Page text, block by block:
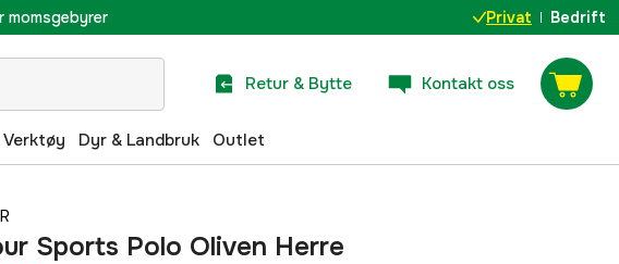
momsgebyrer Privat Bedrift
Retur & Bytte Kontakt oss
Verktøy Dyr & Landbruk Outlet
Sports Polo Oliven Herre